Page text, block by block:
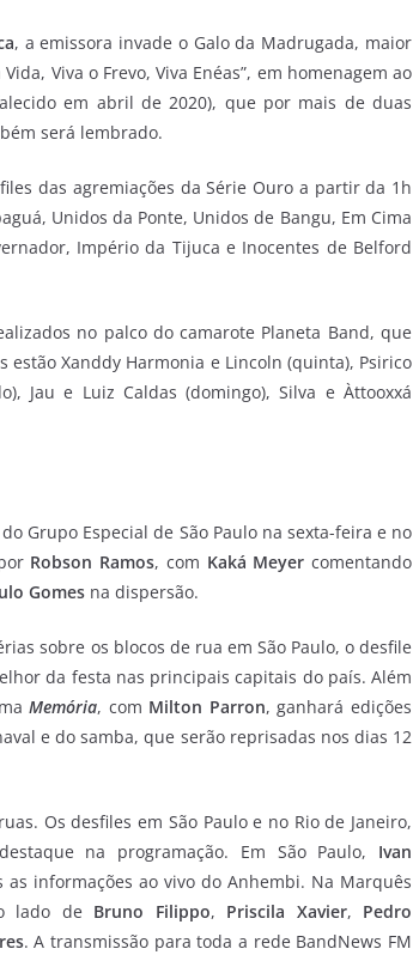
, a emissora invade o Galo da Madrugada, maior
Viva o Frevo, Viva Enéas”, em homenagem ao
em abril de 2020), que por mais de duas
será lembrado.
das agremiações da Série Ouro a partir da 1h
Unidos da Ponte, Unidos de Bangu, Em Cima
Império da Tijuca e Inocentes de Belford
no palco do camarote Planeta Band, que
estão Xanddy Harmonia e Lincoln (quinta), Psirico
Jau e Luiz Caldas (domingo), Silva e Àttooxxá
Grupo Especial de São Paulo na sexta-feira e no
Robson Ramos, com Kaká Meyer comentando
Gomes na dispersão.
sobre os blocos de rua em São Paulo, o desfile
da festa nas principais capitais do país. Além
Memória, com Milton Parron, ganhará edições
e do samba, que serão reprisadas nos dias 12
Os desfiles em São Paulo e no Rio de Janeiro,
na programação. Em São Paulo, Ivan
as informações ao vivo do Anhembi. Na Marquês
lado de Bruno Filippo, Priscila Xavier, Pedro
. A transmissão para toda a rede BandNews FM